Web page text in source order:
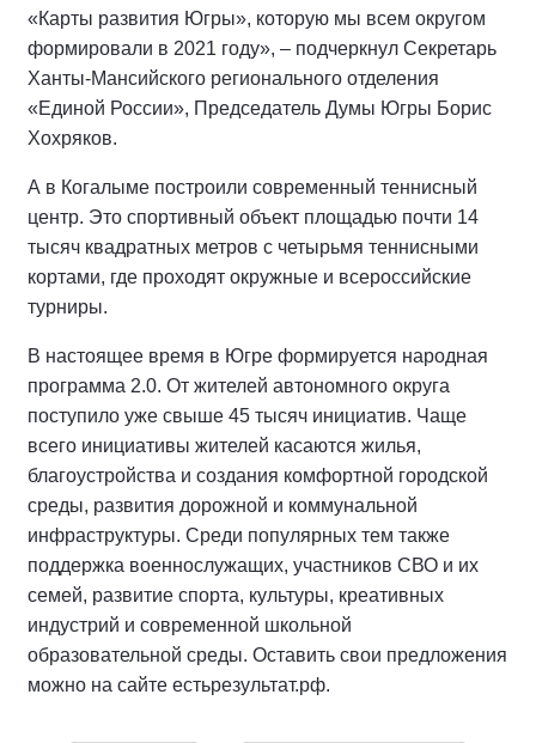
«Карты развития Югры», которую мы всем округом
формировали в 2021 году», – подчеркнул Секретарь
Ханты-Мансийского регионального отделения
«Единой России», Председатель Думы Югры Борис
Хохряков.
А в Когалыме построили современный теннисный
центр. Это спортивный объект площадью почти 14
тысяч квадратных метров с четырьмя теннисными
кортами, где проходят окружные и всероссийские
турниры.
В настоящее время в Югре формируется народная
программа 2.0. От жителей автономного округа
поступило уже свыше 45 тысяч инициатив. Чаще
всего инициативы жителей касаются жилья,
благоустройства и создания комфортной городской
среды, развития дорожной и коммунальной
инфраструктуры. Среди популярных тем также
поддержка военнослужащих, участников СВО и их
семей, развитие спорта, культуры, креативных
индустрий и современной школьной
образовательной среды. Оставить свои предложения
можно на сайте естьрезультат.рф.